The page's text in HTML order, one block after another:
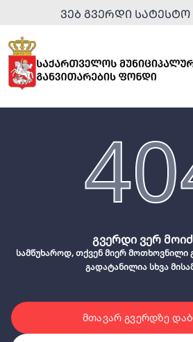
ᲕᲔᲑ ᲒᲕᲔᲠᲓᲘ ᲡᲐᲢᲔᲡᲢᲝ
გვერდი ვერ
სამწუხაროდ, თქვენ მიერ მოთხოვნილი
გადატანილია სხვა
მთავარ გვერდზე